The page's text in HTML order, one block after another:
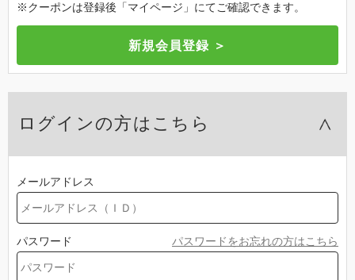
※クーポンは登録後「マイページ」にてご確認できます。
ログインの方はこちら
メールアドレス
パスワード パスワードをお忘れの方はこちら